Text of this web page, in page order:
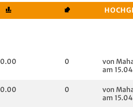
0.00 0
von
am
0.00 0
von
am